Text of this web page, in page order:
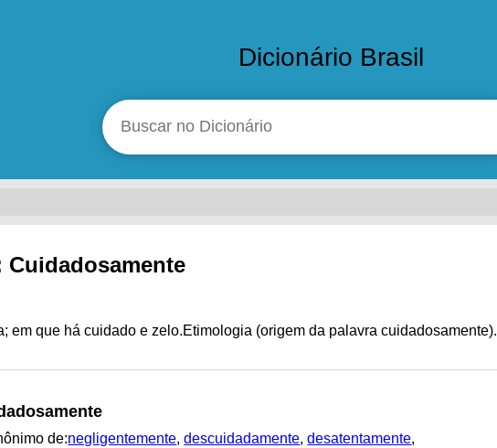
Dicionário Brasil
em que há cuidado e zelo.Etimologia (origem da palavra cuidadosamente).
de:negligentemente,descuidadamente,desatentamente,